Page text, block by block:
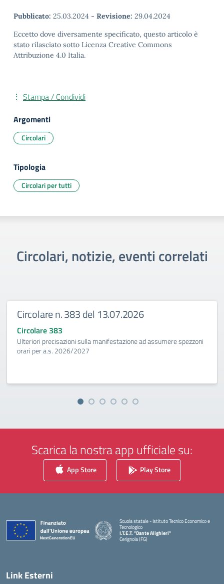
Pubblicato: 25.03.2024 - Revisione: 29.04.2024
Eccetto dove diversamente specificato, questo articolo è
stato rilasciato sotto Licenza Creative Commons
Attribuzione 4.0 Italia.
Stampa / Condividi
Argomenti
Circolari
Tipologia
Circolari per tutti
Circolari, notizie, eventi correlati
Circolare n. 383 del 13.07.2026
Circolare 383
Ulteriori precisazioni sulla manifestazione ad assumere spezzoni
orari per a.s. 2026/2027
Scarica la nostra app ufficiale su:
App Store Play Store
Scuola statale - Istituto Tecnico Economico e
Tecnologico
I.T.E.T. "Dante Alighieri"
Cerignola (FG)
— Visita la pagina iniziale della scuola
Link Esterni